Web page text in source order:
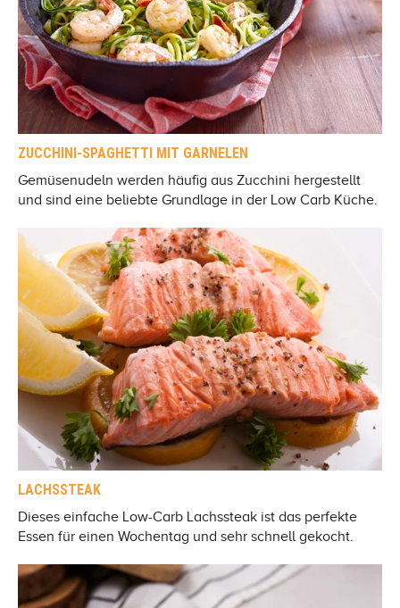
ZUCCHINI-SPAGHETTI MIT GARNELEN
Gemüsenudeln werden häufig aus Zucchini hergestellt
und sind eine beliebte Grundlage in der Low Carb Küche.
LACHSSTEAK
Dieses einfache Low-Carb Lachssteak ist das perfekte
Essen für einen Wochentag und sehr schnell gekocht.